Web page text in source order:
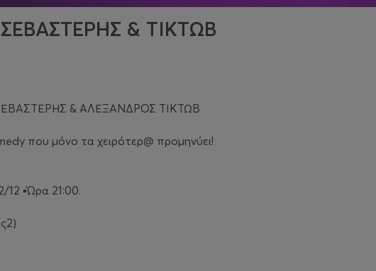
& TIKTΩΒ
& ΑΛΕΞΑΝΔΡΟΣ ΤΙΚΤΩΒ
που μόνο τα χειρότερ@ προμηνύει!
12 ▪️Ώρα 21:00.